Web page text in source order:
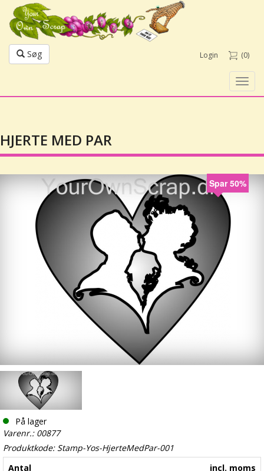
Søg Login (0)
HJERTE MED PAR
Spar 50%
På lager
Varenr.: 00877
Produktkode: Stamp-Yos-HjerteMedPar-001
Antal
incl. moms